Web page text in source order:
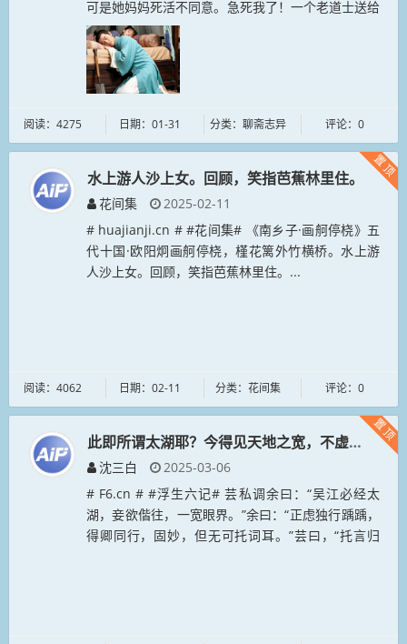
可是她妈妈死活不同意。急死我了！一个老道士送给
我一把小铁铲，竟然能削石如泥！晚上，我用小铁铲
把隔壁墙挖了一个...
阅读：4275 日期：01-31 分类：聊斋志异 评论：0
水上游人沙上女。回顾，笑指芭蕉林里住。
花间集
2025-02-11
# huajianji.cn # #花间集# 《南乡子·画舸停桡》五
代十国·欧阳炯画舸停桡，槿花篱外竹横桥。水上游
人沙上女。回顾，笑指芭蕉林里住。...
阅读：4062 日期：02-11 分类：花间集 评论：0
置顶
此即所谓太湖耶？今得见天地之宽，不虚此生矣！
沈三白
2025-03-06
# F6.cn # #浮生六记# 芸私调余曰：“吴江必经太
湖，妾欲偕往，一宽眼界。”余曰：“正虑独行踽踽，
得卿同行，固妙，但无可托词耳。”芸曰，“托言归
置顶